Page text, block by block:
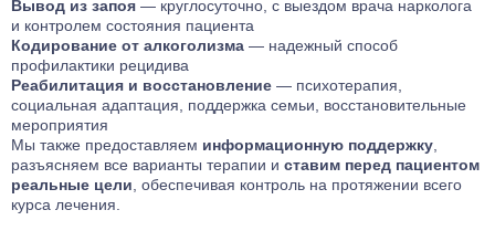
Вывод из запоя — круглосуточно, с выездом врача нарколога
и контролем состояния пациента
Кодирование от алкоголизма — надежный способ
профилактики рецидива
Реабилитация и восстановление — психотерапия,
социальная адаптация, поддержка семьи, восстановительные
мероприятия
Мы также предоставляем информационную поддержку,
разъясняем все варианты терапии и ставим перед пациентом
реальные цели, обеспечивая контроль на протяжении всего
курса лечения.